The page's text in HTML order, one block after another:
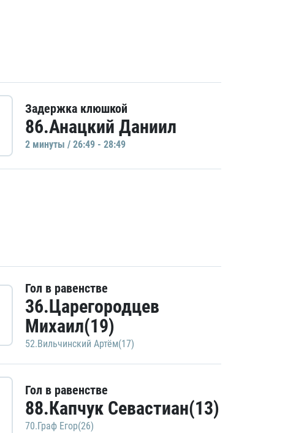
Задержка клюшкой
86.Анацкий Даниил
2 минуты / 26:49 - 28:49
Гол в равенстве
36.Царегородцев
Михаил(19)
52.Вильчинский Артём(17)
Гол в равенстве
88.Капчук Севастиан(13)
70.Граф Егор(26)